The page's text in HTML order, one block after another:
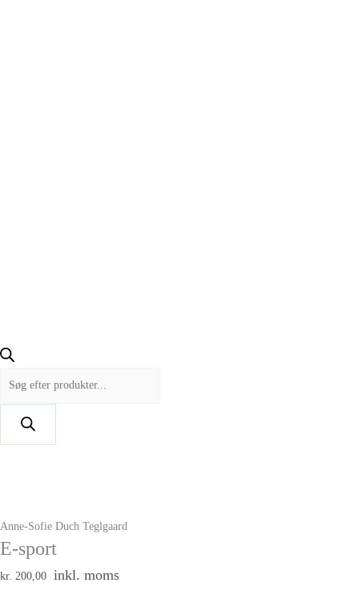
Anne-Sofie Duch Teglgaard
E-sport
kr. 200,00 inkl. moms